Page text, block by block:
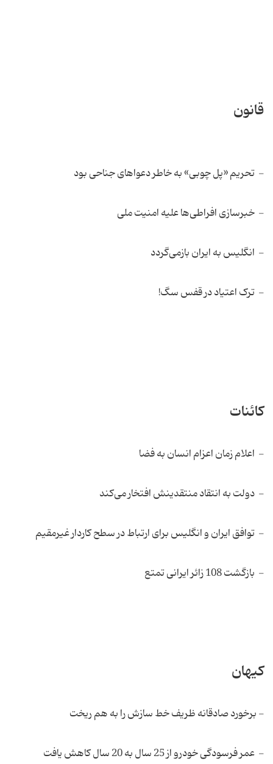
قانون
- تحریم «پل چوبی» به خاطر دعواهای جناحی بود
- خبرسازی افراطی‌ها علیه امنیت ملی‌
- انگلیس به ایران بازمی‌گردد
- ترک اعتیاد در قفس سگ!
کائنات
- اعلام زمان اعزام انسان به فضا
- دولت به انتقاد منتقدینش افتخار می‌کند
- توافق ایران و انگلیس برای ارتباط در سطح کاردار غیرمقیم
- بازگشت 108 زائر ایرانی تمتع
کیهان
- برخورد صادقانه ظریف خط سازش را به هم ریخت
- عمر فرسودگی خودرو از 25 سال به 20 سال کاهش یافت